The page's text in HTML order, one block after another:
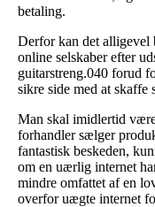
betaling.
Derfor kan det alligevel
online selskaber efter
guitarstreng.040 forud
sikre side med at skaffe
Man skal imidlertid
forhandler sælger
fantastisk beskeden,
om en uærlig internet
mindre omfattet af en
overfor uægte internet